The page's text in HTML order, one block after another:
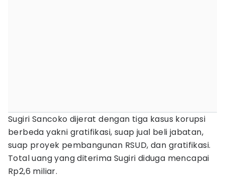
Sugiri Sancoko dijerat dengan tiga kasus korupsi
berbeda yakni gratifikasi, suap jual beli jabatan,
suap proyek pembangunan RSUD, dan gratifikasi.
Total uang yang diterima Sugiri diduga mencapai
Rp2,6 miliar.